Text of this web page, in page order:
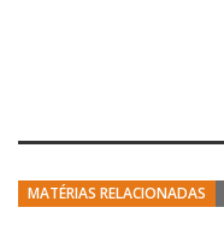
MATÉRIAS RELACIONADAS